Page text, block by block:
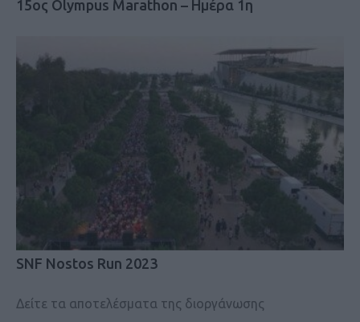
15ος Olympus Marathon – Ημέρα 1η
SNF Nostos Run 2023
Δείτε τα αποτελέσματα της διοργάνωσης